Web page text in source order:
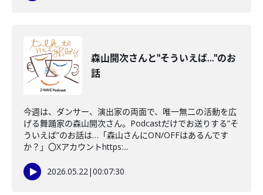
森山開次さんと"そういえば…"のお
話
今週は、ダンサー、演出家の両面で、唯一無二の活動を広
げる舞踊家の森山開次さん。Podcastだけでお送りする”そ
ういえば”のお話は…「森山さんにON/OFFはあるんです
か？」〇Xアカウントhttps:...
2026.05.22|00:07:30